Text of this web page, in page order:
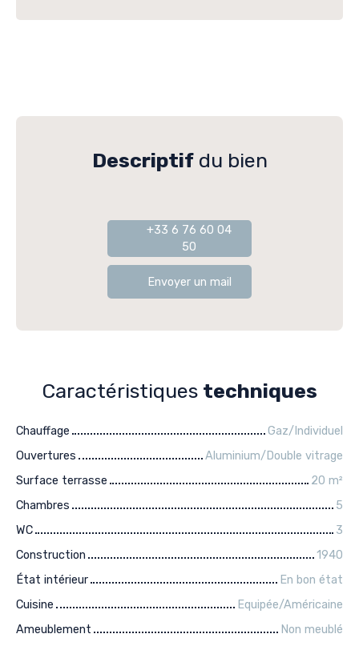
Descriptifdu bien
+33 6 76 60 04
50
Envoyer un mail
Caractéristiques techniques
Chauffage
Gaz/Individuel
Ouvertures
Aluminium/Double vitrage
Surface terrasse
20 m²
Chambres
5
WC
3
Construction
1940
État intérieur
En bon état
Cuisine
Equipée/Américaine
Ameublement
Non meublé